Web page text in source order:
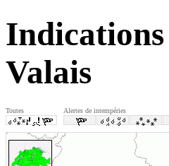
Valais
Toutes Alertes de intempéries